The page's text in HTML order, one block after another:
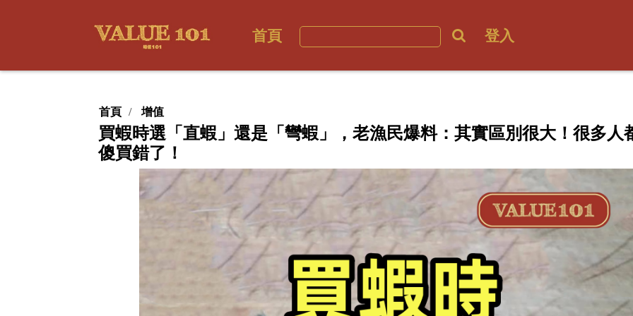
首頁 登入
首頁 增值
買蝦時選「直蝦」還是「彎蝦」，老漁民爆料：其實區別很大！很多人
傻買錯了！